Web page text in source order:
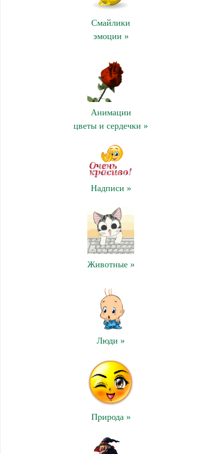
Смайлики
эмоции »
Анимации
цветы и сердечки »
Надписи »
Животные »
Люди »
Природа »